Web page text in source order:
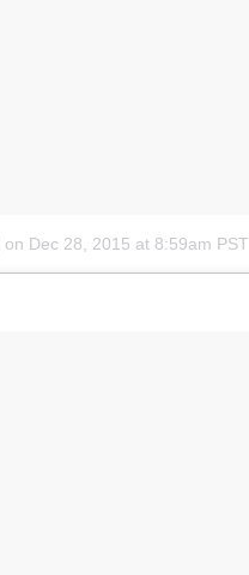
on Dec 28, 2015 at 8:59am PST